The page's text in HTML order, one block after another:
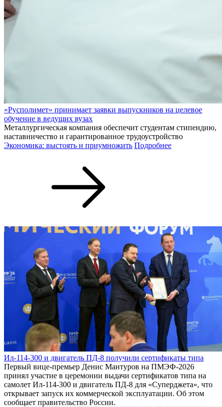
«Русполимет» принимает заявки выпускников на целевое
обучение в ведущих вузах
Металлургическая компания обеспечит студентам стипендию,
наставничество и гарантированное трудоустройство
Экономика: выстоять и приумножить Подробнее
Ил-114-300 и двигатель ПД-8 получили сертификаты типа
Первый вице-премьер Денис Мантуров на ПМЭФ-2026
принял участие в церемонии выдачи сертификатов типа на
самолет Ил-114-300 и двигатель ПД-8 для «Суперджета», что
открывает запуск их коммерческой эксплуатации. Об этом
сообщает правительство России.